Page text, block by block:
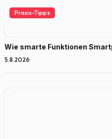
Praxis-Tipps
Wie smarte Funktionen
5.8.2026